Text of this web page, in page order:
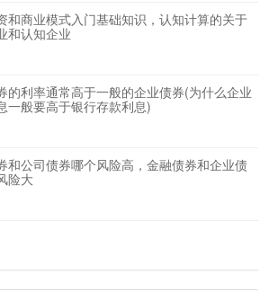
和商业模式入门基础知识，认知计算的关于
和认知企业
的利率通常高于一般的企业债券(为什么企业
一般要高于银行存款利息)
和公司债券哪个风险高，金融债券和企业债
险大